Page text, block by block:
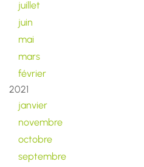
juillet
juin
mai
mars
février
2021
janvier
novembre
octobre
septembre